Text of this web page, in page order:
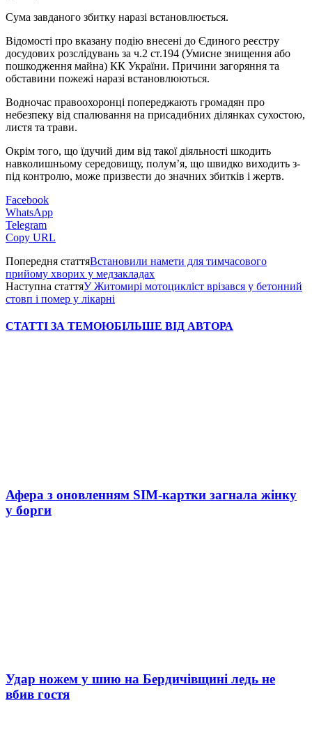
Сума завданого збитку наразі встановлюється.
Відомості про вказану подію внесені до Єдиного реєстру
досудових розслідувань за ч.2 ст.194 (Умисне знищення або
пошкодження майна) КК України. Причини загоряння та
обставини пожежі наразі встановлюються.
Водночас правоохоронці попереджають громадян про
небезпеку від спалювання на присадибних ділянках сухостою,
листя та трави.
Окрім того, що їдучий дим від такої діяльності шкодить
навколишньому середовищу, полум’я, що швидко виходить з-
під контролю, може призвести до значних збитків і жертв.
Facebook
WhatsApp
Telegram
Copy URL
Попередня статтяВстановили намети для тимчасового
прийому хворих у медзакладах
Наступна статтяУ Житомирі мотоцикліст врізався у бетонний
стовп і помер у лікарні
СТАТТІ ЗА ТЕМОЮБІЛЬШЕ ВІД АВТОРА
Афера з оновленням SIM-картки загнала жінку
у борги
Удар ножем у шию на Бердичівщині ледь не
вбив гостя